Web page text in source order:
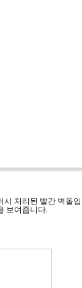
처리된 빨간 벽돌입
보여줍니다.